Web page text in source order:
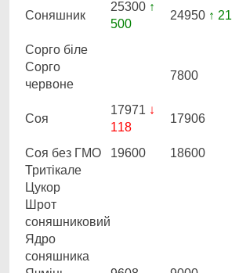
Соняшник
25300 ↑
500
24950 ↑ 21
Сорго біле
Сорго
червоне
7800
Соя
17971 ↓
118
17906
Соя без ГМО
19600 18600
Тритікале
Цукор
Шрот
соняшниковий
Ядро
соняшника